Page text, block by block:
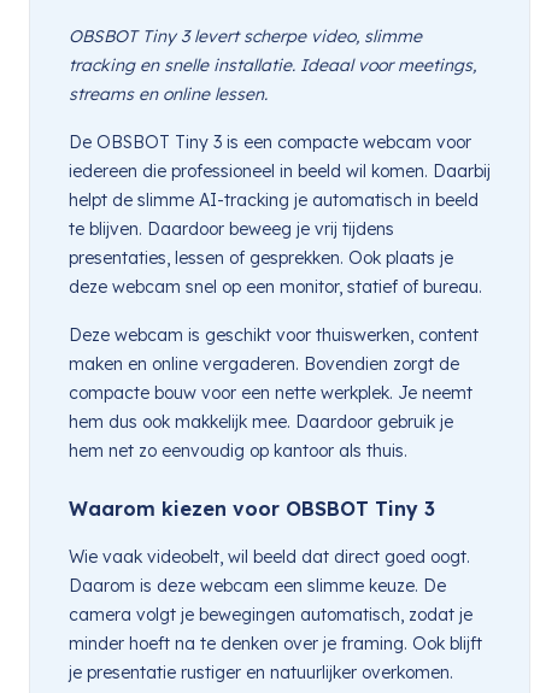
OBSBOT Tiny 3 levert scherpe video, slimme
tracking en snelle installatie. Ideaal voor meetings,
streams en online lessen.
De OBSBOT Tiny 3 is een compacte webcam voor
iedereen die professioneel in beeld wil komen. Daarbij
helpt de slimme AI-tracking je automatisch in beeld
te blijven. Daardoor beweeg je vrij tijdens
presentaties, lessen of gesprekken. Ook plaats je
deze webcam snel op een monitor, statief of bureau.
Deze webcam is geschikt voor thuiswerken, content
maken en online vergaderen. Bovendien zorgt de
compacte bouw voor een nette werkplek. Je neemt
hem dus ook makkelijk mee. Daardoor gebruik je
hem net zo eenvoudig op kantoor als thuis.
Waarom kiezen voor OBSBOT Tiny 3
Wie vaak videobelt, wil beeld dat direct goed oogt.
Daarom is deze webcam een slimme keuze. De
camera volgt je bewegingen automatisch, zodat je
minder hoeft na te denken over je framing. Ook blijft
je presentatie rustiger en natuurlijker overkomen.